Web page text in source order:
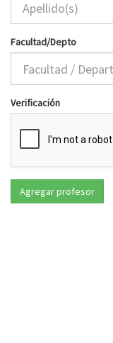
Facultad/Depto
Verificación